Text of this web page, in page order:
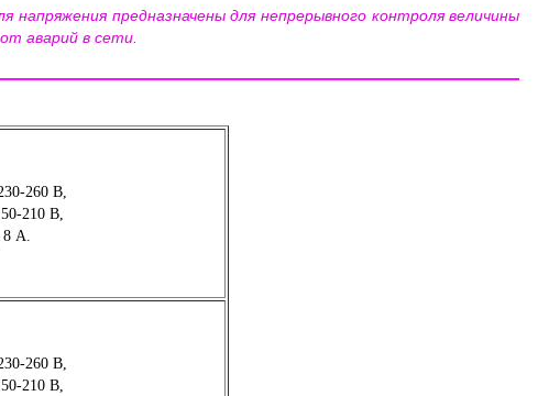
предназначены для непрерывного контроля величины
аварий в сети.
260 В,
210 В,
8 А.
260 В,
210 В,